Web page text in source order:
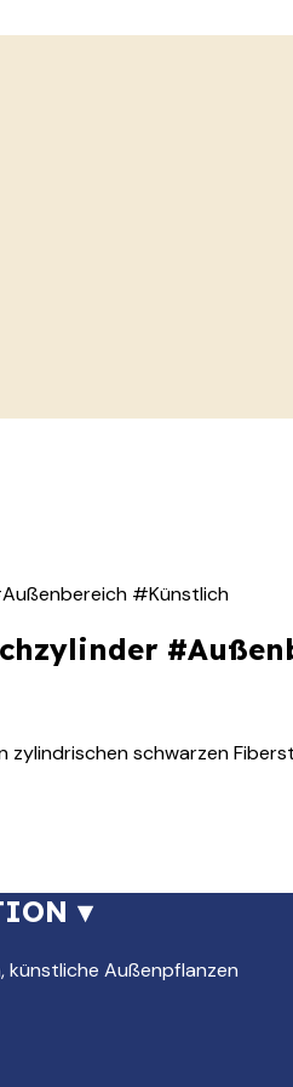
#Künstlich
zylindrischen schwarzen
▾
,künstliche Außenpflanzen